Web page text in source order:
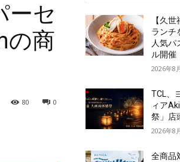
ーセ
の商
0
80
【久
ランチ
人気パ
ル開催
2026年8
TCL、
ィア
祭」店
2026年8
全商品